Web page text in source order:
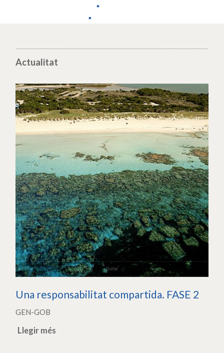
Actualitat
Una responsabilitat compartida. FASE 2
GEN-GOB
Llegir més